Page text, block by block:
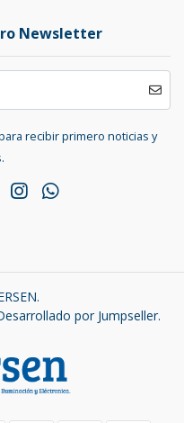
Newsletter
recibir primero noticias y
por Jumpseller.